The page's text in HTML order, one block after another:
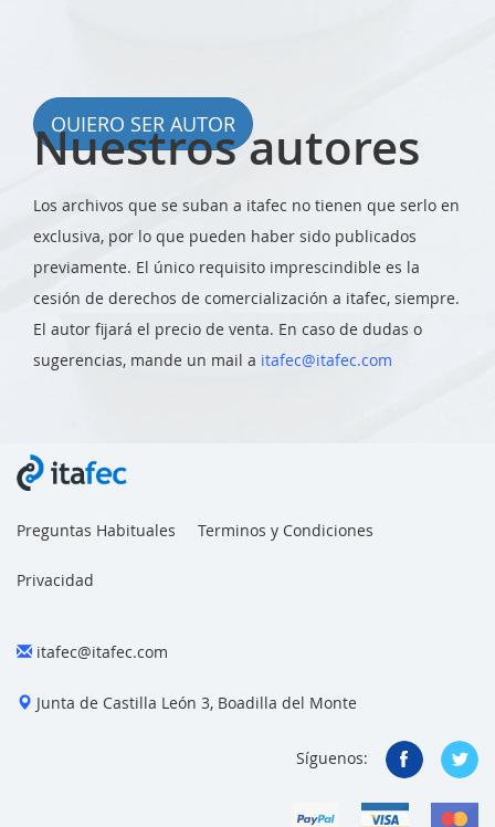
QUIERO SER AUTOR
Nuestros autores
Los archivos que se suban a itafec no tienen que serlo en
exclusiva, por lo que pueden haber sido publicados
previamente. El único requisito imprescindible es la
cesión de derechos de comercialización a itafec, siempre.
El autor fijará el precio de venta. En caso de dudas o
sugerencias, mande un mail a itafec@itafec.com
Preguntas Habituales Terminos y Condiciones
Privacidad
itafec@itafec.com
Junta de Castilla León 3, Boadilla del Monte
Síguenos: